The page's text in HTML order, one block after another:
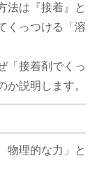
法は『接着』と
くっつける「溶
「接着剤でくっ
説明します。
物理的な力」と